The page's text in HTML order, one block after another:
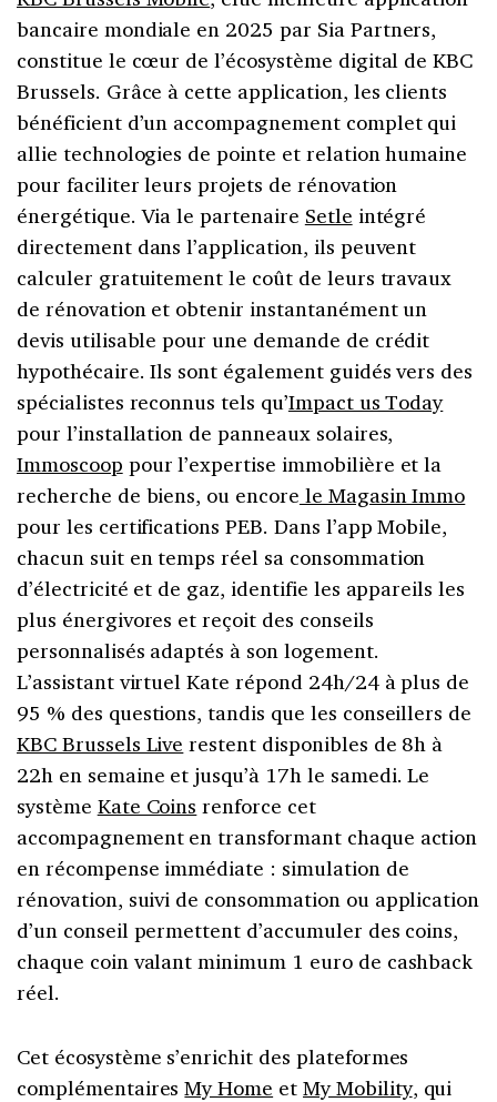
bancaire mondiale en 2025 par Sia Partners,
constitue le cœur de l’écosystème digital de KBC
Brussels. Grâce à cette application, les clients
bénéficient d’un accompagnement complet qui
allie technologies de pointe et relation humaine
pour faciliter leurs projets de rénovation
énergétique. Via le partenaire Setle intégré
directement dans l’application, ils peuvent
calculer gratuitement le coût de leurs travaux
de rénovation et obtenir instantanément un
devis utilisable pour une demande de crédit
hypothécaire. Ils sont également guidés vers des
spécialistes reconnus tels qu’Impact us Today
pour l’installation de panneaux solaires,
Immoscoop pour l’expertise immobilière et la
recherche de biens, ou encore le Magasin Immo
pour les certifications PEB. Dans l’app Mobile,
chacun suit en temps réel sa consommation
d’électricité et de gaz, identifie les appareils les
plus énergivores et reçoit des conseils
personnalisés adaptés à son logement.
L’assistant virtuel Kate répond 24h/24 à plus de
95 % des questions, tandis que les conseillers de
KBC Brussels Live restent disponibles de 8h à
22h en semaine et jusqu’à 17h le samedi. Le
système Kate Coins renforce cet
accompagnement en transformant chaque action
en récompense immédiate : simulation de
rénovation, suivi de consommation ou application
d’un conseil permettent d’accumuler des coins,
chaque coin valant minimum 1 euro de cashback
réel.
Cet écosystème s’enrichit des plateformes
complémentairesMy Home et My Mobility, qui